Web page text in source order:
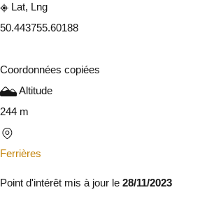
Lat, Lng
50.443755.60188
Coordonnées copiées
Altitude
244 m
Ferrières
Point d'intérêt mis à jour le 28/11/2023